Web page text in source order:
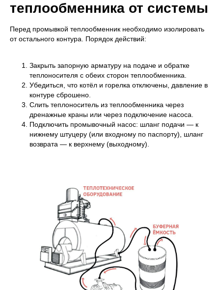
теплообменника от системы
Перед промывкой теплообменник необходимо изолировать
от остального контура. Порядок действий:
Закрыть запорную арматуру на подаче и обратке
теплоносителя с обеих сторон теплообменника.
Убедиться, что котёл и горелка отключены, давление в
контуре сброшено.
Слить теплоноситель из теплообменника через
дренажные краны или через подключение насоса.
Подключить промывочный насос: шланг подачи — к
нижнему штуцеру (или входному по паспорту), шланг
возврата — к верхнему (выходному).